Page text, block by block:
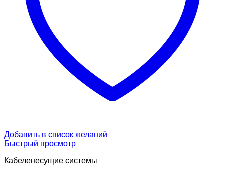
Добавить в список желаний
Быстрый просмотр
Кабеленесущие системы